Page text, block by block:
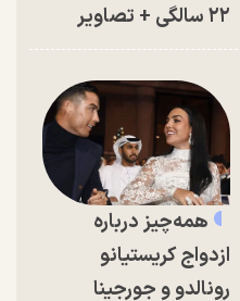
۲۲ سالگی + تصاویر
همه‌چیز درباره
ازدواج کریستیانو
رونالدو و جورجینا